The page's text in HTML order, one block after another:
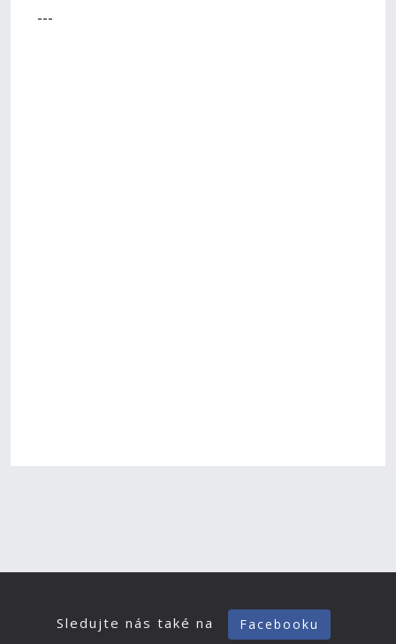
---
Sledujte nás také na Facebooku